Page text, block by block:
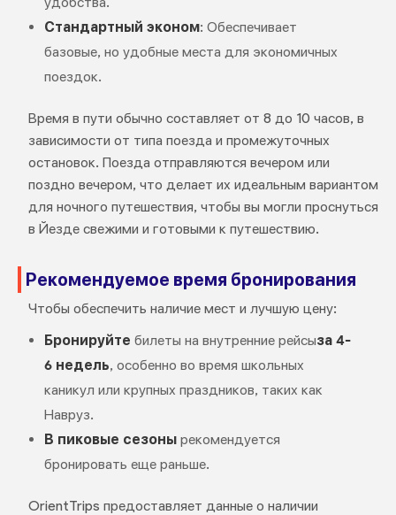
Стандартный эконом: Обеспечивает
базовые, но удобные места для экономичных
поездок.
Время в пути обычно составляет от 8 до 10 часов, в
зависимости от типа поезда и промежуточных
остановок. Поезда отправляются вечером или
поздно вечером, что делает их идеальным вариантом
для ночного путешествия, чтобы вы могли проснуться
в Йезде свежими и готовыми к путешествию.
Рекомендуемое время бронирования
Чтобы обеспечить наличие мест и лучшую цену:
Бронируйте билеты на внутренние рейсыза 4-
6 недель, особенно во время школьных
каникул или крупных праздников, таких как
Навруз.
В пиковые сезонырекомендуется
бронировать еще раньше.
OrientTrips предоставляет данные о наличии